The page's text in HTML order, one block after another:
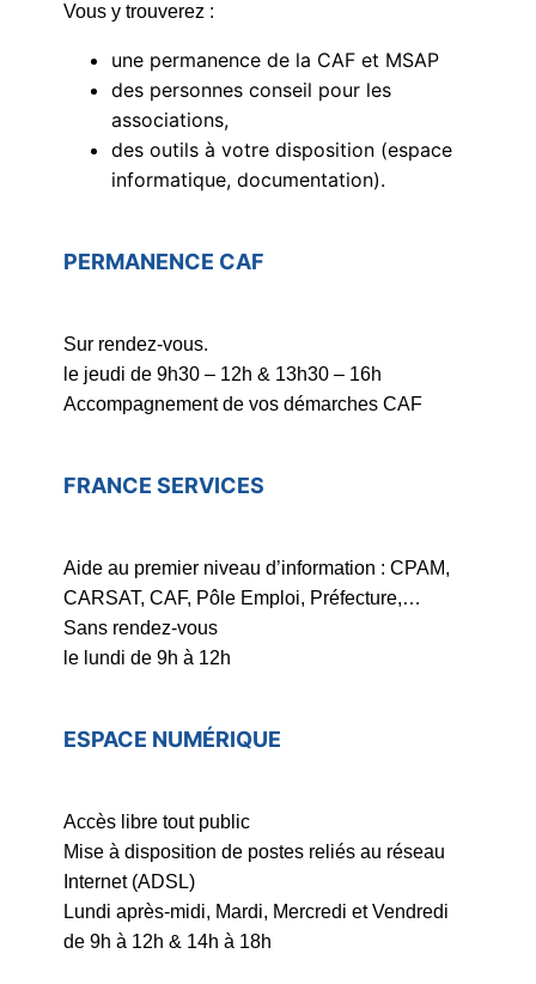
Vous y trouverez :
une permanence de la CAF et MSAP
des personnes conseil pour les
associations,
des outils à votre disposition (espace
informatique, documentation).
PERMANENCE CAF
Sur rendez-vous.
le jeudi de 9h30 – 12h & 13h30 – 16h
Accompagnement de vos démarches CAF
FRANCE SERVICES
Aide au premier niveau d’information : CPAM,
CARSAT, CAF, Pôle Emploi, Préfecture,…
Sans rendez-vous
le lundi de 9h à 12h
ESPACE NUMÉRIQUE
Accès libre tout public
Mise à disposition de postes reliés au réseau
Internet (ADSL)
Lundi après-midi, Mardi, Mercredi et Vendredi
de 9h à 12h & 14h à 18h